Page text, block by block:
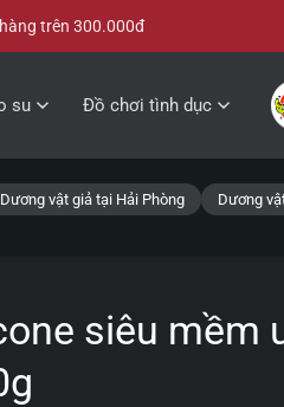
trên 300.000đ
su Đồ chơi tình dục
Dương vật giả tại Hải Phòng Dương
siêu mềm